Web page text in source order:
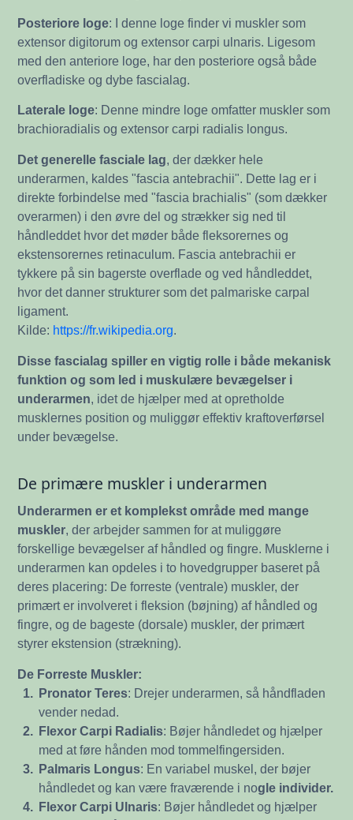
Posteriore loge: I denne loge finder vi muskler som
extensor digitorum og extensor carpi ulnaris. Ligesom
med den anteriore loge, har den posteriore også både
overfladiske og dybe fascialag.
Laterale loge: Denne mindre loge omfatter muskler som
brachioradialis og extensor carpi radialis longus.
Det generelle fasciale lag, der dækker hele
underarmen, kaldes "fascia antebrachii". Dette lag er i
direkte forbindelse med "fascia brachialis" (som dækker
overarmen) i den øvre del og strækker sig ned til
håndleddet hvor det møder både fleksorernes og
ekstensorernes retinaculum. Fascia antebrachii er
tykkere på sin bagerste overflade og ved håndleddet,
hvor det danner strukturer som det palmariske carpal
ligament.
Kilde: https://fr.wikipedia.org.
Disse fascialag spiller en vigtig rolle i både mekanisk
funktion og som led i muskulære bevægelser i
underarmen, idet de hjælper med at opretholde
musklernes position og muliggør effektiv kraftoverførsel
under bevægelse.
De primære muskler i underarmen
Underarmen er et komplekst område med mange
muskler, der arbejder sammen for at muliggøre
forskellige bevægelser af håndled og fingre. Musklerne i
underarmen kan opdeles i to hovedgrupper baseret på
deres placering: De forreste (ventrale) muskler, der
primært er involveret i fleksion (bøjning) af håndled og
fingre, og de bageste (dorsale) muskler, der primært
styrer ekstension (strækning).
De Forreste Muskler:
1. Pronator Teres: Drejer underarmen, så håndfladen
vender nedad.
2. Flexor Carpi Radialis: Bøjer håndledet og hjælper
med at føre hånden mod tommelfingersiden.
3. Palmaris Longus: En variabel muskel, der bøjer
håndledet og kan være fraværende i nogle individer.
4. Flexor Carpi Ulnaris: Bøjer håndledet og hjælper